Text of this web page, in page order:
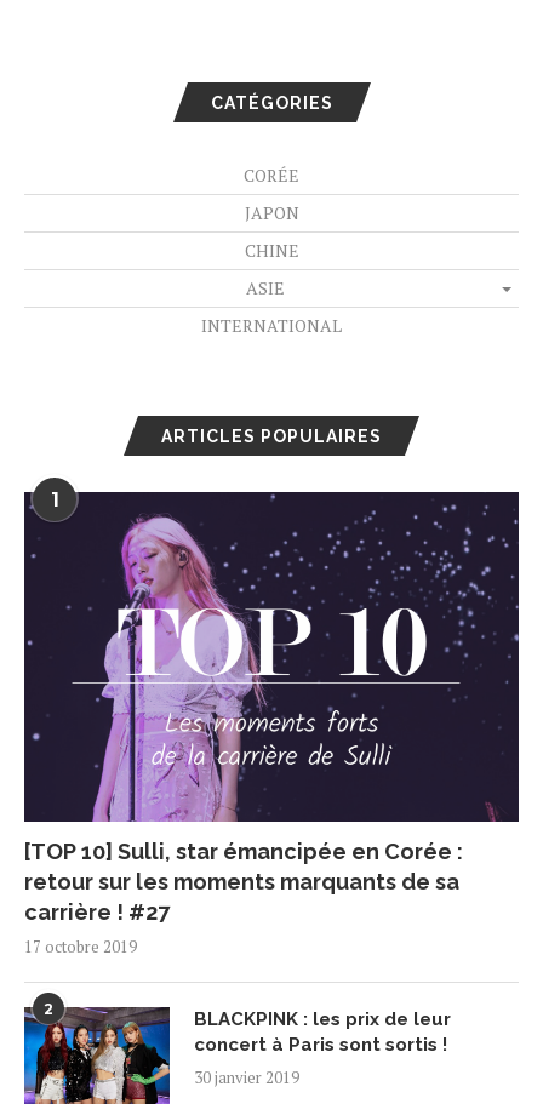
CATÉGORIES
CORÉE
JAPON
CHINE
ASIE
INTERNATIONAL
ARTICLES POPULAIRES
1
[TOP 10] Sulli, star émancipée en Corée :
retour sur les moments marquants de sa
carrière ! #27
17 octobre 2019
2
BLACKPINK : les prix de leur
concert à Paris sont sortis !
30 janvier 2019